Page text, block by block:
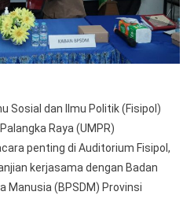
Sosial dan Ilmu Politik (Fisipol)
Raya (UMPR)
penting di Auditorium Fisipol,
kerjasama dengan Badan
Manusia (BPSDM) Provinsi